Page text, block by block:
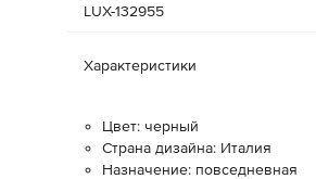
LUX-132955
Характеристики
Цвет: черный
Страна дизайна: Италия
Назначение: повседневная